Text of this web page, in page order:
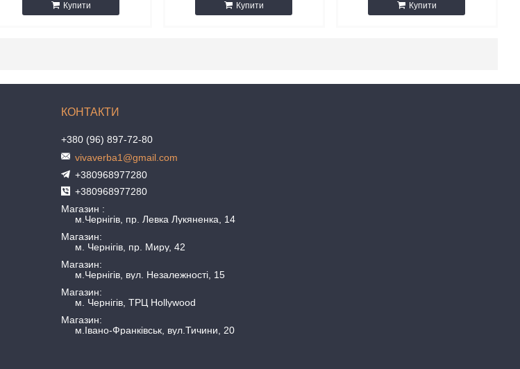
Купити Купити Купити
+380 (96) 897-72-80
vivaverba1@gmail.com
+380968977280
+380968977280
Магазин
м.Чернігів, пр. Левка Лукяненка, 14
Магазин
м. Чернігів, пр. Миру, 42
Магазин
м.Чернігів, вул. Незалежності, 15
Магазин
м. Чернігів, ТРЦ Hollywood
Магазин
м.Івано-Франківськ, вул.Тичини, 20